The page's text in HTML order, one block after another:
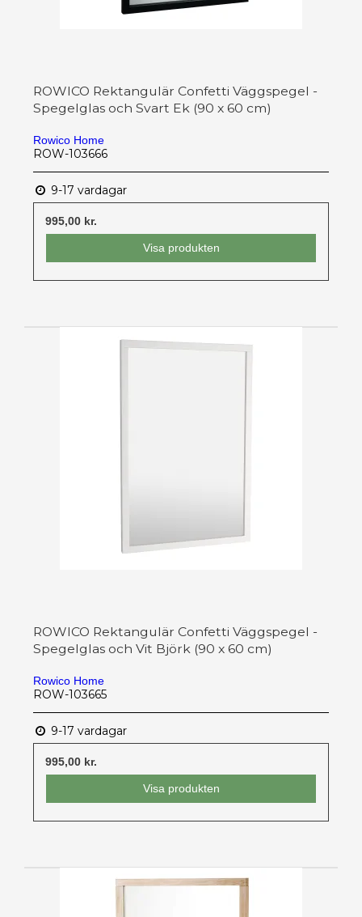
ROWICO Rektangulär Confetti Väggspegel -
Spegelglas och Svart Ek (90 x 60 cm)
Rowico Home
ROW-103666
9-17 vardagar
995,00 kr.
Visa produkten
ROWICO Rektangulär Confetti Väggspegel -
Spegelglas och Vit Björk (90 x 60 cm)
Rowico Home
ROW-103665
9-17 vardagar
995,00 kr.
Visa produkten